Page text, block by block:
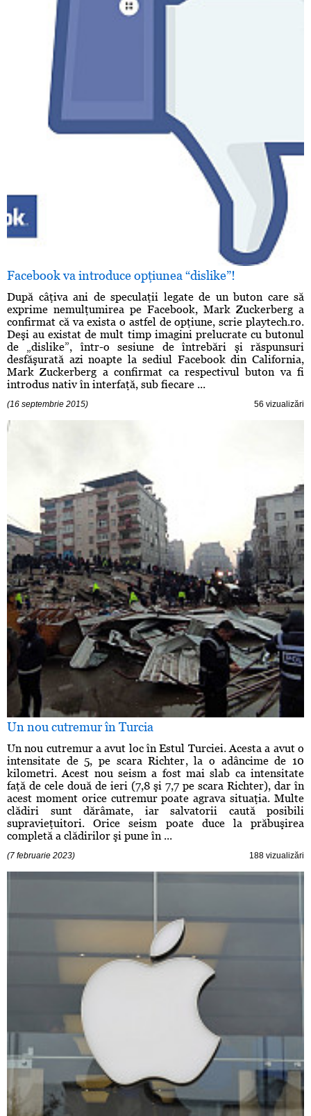
Facebook va introduce opţiunea “dislike”!
După câţiva ani de speculaţii legate de un buton care să
exprime nemulţumirea pe Facebook, Mark Zuckerberg a
confirmat că va exista o astfel de opţiune, scrie playtech.ro.
Deşi au existat de mult timp imagini prelucrate cu butonul
de „dislike”, într-o sesiune de întrebări şi răspunsuri
desfăşurată azi noapte la sediul Facebook din California,
Mark Zuckerberg a confirmat ca respectivul buton va fi
introdus nativ în interfaţă, sub fiecare ...
(16 septembrie 2015) 56 vizualizări
Un nou cutremur în Turcia
Un nou cutremur a avut loc în Estul Turciei. Acesta a avut o
intensitate de 5, pe scara Richter, la o adâncime de 10
kilometri. Acest nou seism a fost mai slab ca intensitate
faţă de cele două de ieri (7,8 şi 7,7 pe scara Richter), dar în
acest moment orice cutremur poate agrava situaţia. Multe
clădiri sunt dărâmate, iar salvatorii caută posibili
supravieţuitori. Orice seism poate duce la prăbuşirea
completă a clădirilor şi pune în ...
(7 februarie 2023) 188 vizualizări